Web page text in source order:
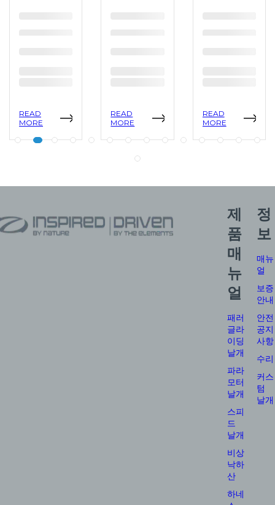
READ
MORE
READ
MORE
READ
MORE
제
품
매
뉴
얼
패러
글라
이딩
날개
파라
모터
날개
스피
드
날개
비상
낙하
산
하네
정
보
매뉴
얼
보증
안내
안전
공지
사항
수리
커스
텀
날개